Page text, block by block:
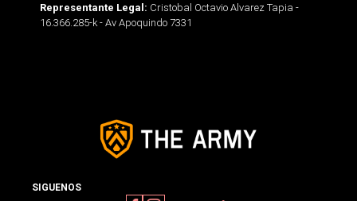
Representante Legal: Cristobal Octavio Alvarez Tapia -
16.366.285-k - Av Apoquindo 7331
SIGUENOS